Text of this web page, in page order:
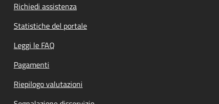
Richiedi assistenza
Statistiche del portale
Leggi le FAQ
Pagamenti
Riepilogo valutazioni